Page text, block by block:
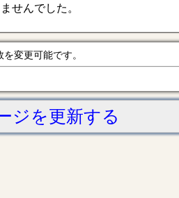
せんでした。
変更可能です。
ジを更新する